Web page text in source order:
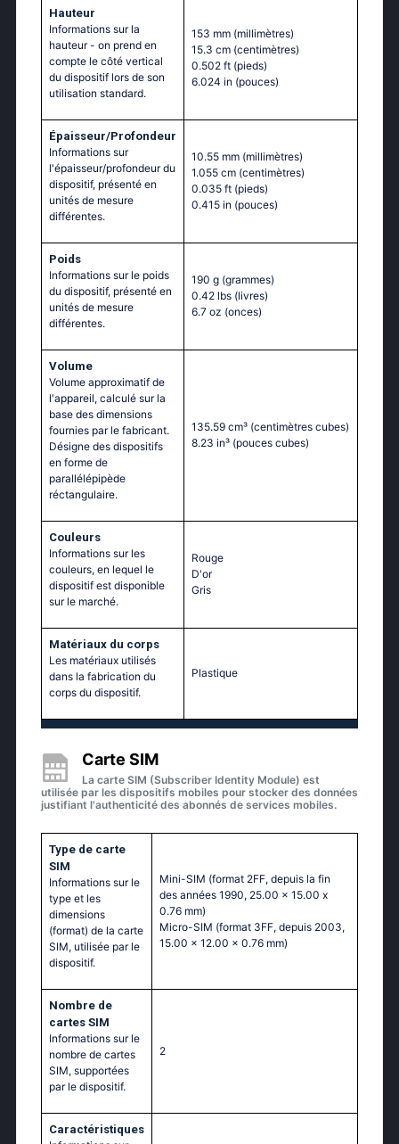
Hauteur
Informations sur la
hauteur - on prend en
compte le côté vertical
du dispositif lors de son
utilisation standard.
153 mm (millimètres)
15.3 cm (centimètres)
0.502 ft (pieds)
6.024 in (pouces)
Épaisseur/Profondeur
Informations sur
l'épaisseur/profondeur du
dispositif, présenté en
unités de mesure
différentes.
10.55 mm (millimètres)
1.055 cm (centimètres)
0.035 ft (pieds)
0.415 in (pouces)
Poids
Informations sur le poids
du dispositif, présenté en
unités de mesure
différentes.
190 g (grammes)
0.42 lbs (livres)
6.7 oz (onces)
Volume
Volume approximatif de
l'appareil, calculé sur la
base des dimensions
fournies par le fabricant.
Désigne des dispositifs
en forme de
parallélépipède
réctangulaire.
135.59 cm³ (centimètres cubes)
8.23 in³ (pouces cubes)
Couleurs
Informations sur les
couleurs, en lequel le
dispositif est disponible
sur le marché.
Rouge
D'or
Gris
Matériaux du corps
Les matériaux utilisés
dans la fabrication du
corps du dispositif.
Plastique
Carte SIM
La carte SIM (Subscriber Identity Module) est
utilisée par les dispositifs mobiles pour stocker des données
justifiant l'authenticité des abonnés de services mobiles.
Type de carte
SIM
Informations sur le
type et les
dimensions
(format) de la carte
SIM, utilisée par le
dispositif.
Mini-SIM (format 2FF, depuis la fin
des années 1990, 25.00 x 15.00 x
0.76 mm)
Micro-SIM (format 3FF, depuis 2003,
15.00 x 12.00 x 0.76 mm)
Nombre de
cartes SIM
Informations sur le
nombre de cartes
SIM, supportées
par le dispositif.
2
Caractéristiques